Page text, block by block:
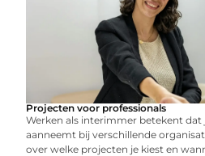
Projecten voor professionals
Werken als interimmer betekent
aanneemt bij verschillende
over welke projecten je kiest en